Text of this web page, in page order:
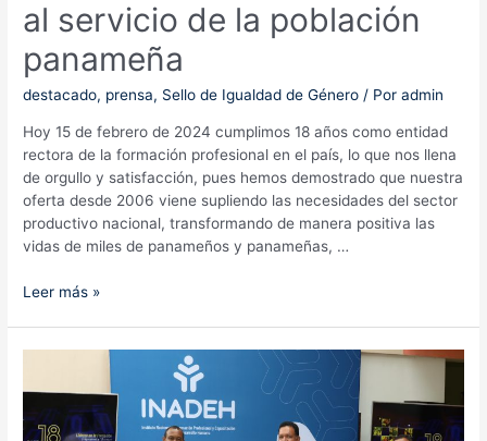
al servicio de la población
panameña
destacado, prensa, Sello de Igualdad de Género / Poradmin
Hoy 15 de febrero de 2024 cumplimos 18 años como entidad
rectora de la formación profesional en el país, lo que nos llena
de orgullo y satisfacción, pues hemos demostrado que nuestra
oferta desde 2006 viene supliendo las necesidades del sector
productivo nacional, transformando de manera positiva las
vidas de miles de panameños y panameñas, …
Inadeh
servicio
Leer más »